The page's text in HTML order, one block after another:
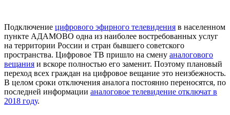
Подключение цифрового эфирного телевидения в населенном
пункте АДАМОВО одна из наиболее востребованных услуг
на территории России и стран бывшего советского
пространства. Цифровое ТВ пришло на смену аналогового
вещания и вскоре полностью его заменит. Поэтому плановый
переход всех граждан на цифровое вещание это неизбежность.
В целом сроки отключения аналога постоянно переносятся, по
последней информации аналоговое телевидение отключат в
2018 году.